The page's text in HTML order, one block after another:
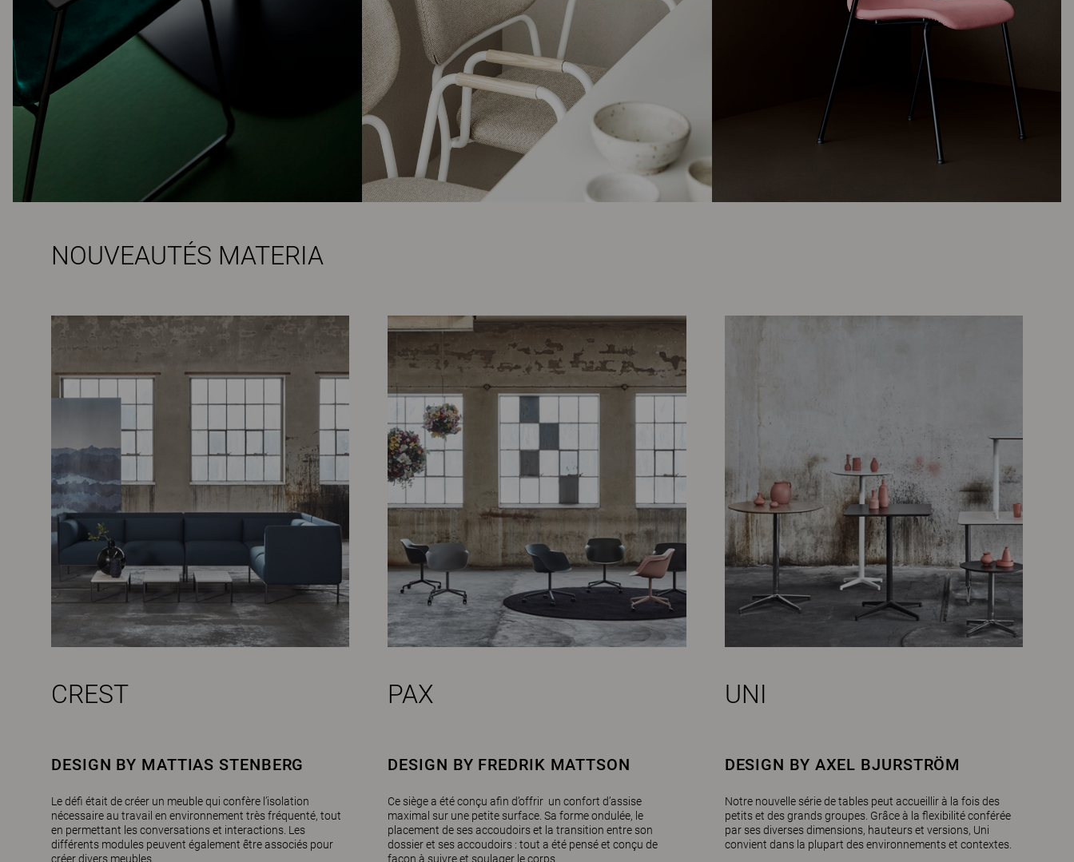
NOUVEAUTÉS MATERIA
CREST
DESIGN BY MATTIAS STENBERG
Le défi était de créer un meuble qui confère l’isolation
nécessaire au travail en environnement très fréquenté, tout
en permettant les conversations et interactions. Les
différents modules peuvent également être associés pour
créer divers meubles.
PAX
DESIGN BY FREDRIK MATTSON
Ce siège a été conçu afin d’offrir un confort d’assise
maximal sur une petite surface. Sa forme ondulée, le
placement de ses accoudoirs et la transition entre son
dossier et ses accoudoirs : tout a été pensé et conçu de
façon à suivre et soulager le corps.
UNI
DESIGN BY AXEL BJURSTRÖM
Notre nouvelle série de tables peut accueillir à la fois des
petits et des grands groupes. Grâce à la flexibilité conférée
par ses diverses dimensions, hauteurs et versions, Uni
convient dans la plupart des environnements et contextes.